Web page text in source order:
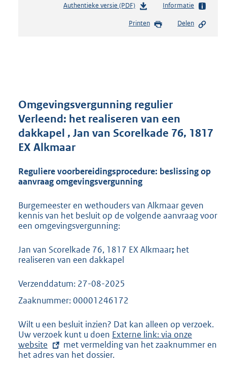
Authentieke versie (PDF)b
s
r
o
t
4
0
K
b
Informatie
Printen Delen
Omgevingsvergunning regulier
Verleend: het realiseren van een
dakkapel , Jan van Scorelkade 76, 1817
EX Alkmaar
Reguliere voorbereidingsprocedure: beslissing op
aanvraag omgevingsvergunning
Burgemeester en wethouders van Alkmaar geven
kennis van het besluit op de volgende aanvraag voor
een omgevingsvergunning:
Jan van Scorelkade 76, 1817 EX Alkmaar; het
realiseren van een dakkapel
Verzenddatum: 27-08-2025
Zaaknummer: 00001246172
Wilt u een besluit inzien? Dat kan alleen op verzoek.
Uw verzoek kunt u doen E
x
t
Externe link: via onze
website
met vermelding van het zaaknummer en
het adres van het dossier.